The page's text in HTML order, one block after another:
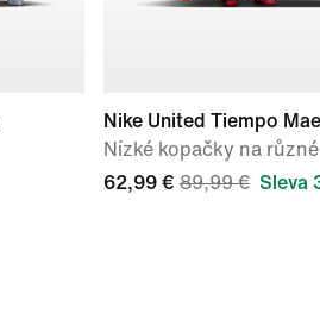
Nike United Tiempo
Nízké kopačky na
62,99 € 89,99 € Sleva